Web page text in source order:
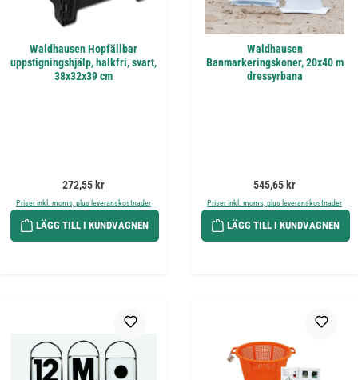
Waldhausen Hopfällbar
uppstigningshjälp, halkfri, svart,
38x32x39 cm
Ordinarie pris:
272,55 kr
Priser inkl. moms, plus leveranskostnader
LÄGG TILL I KUNDVAGNEN
Waldhausen
Banmarkeringskoner, 20x40 m
dressyrbana
Ordinarie pris:
545,65 kr
Priser inkl. moms, plus leveranskostnader
LÄGG TILL I KUNDVAGNEN